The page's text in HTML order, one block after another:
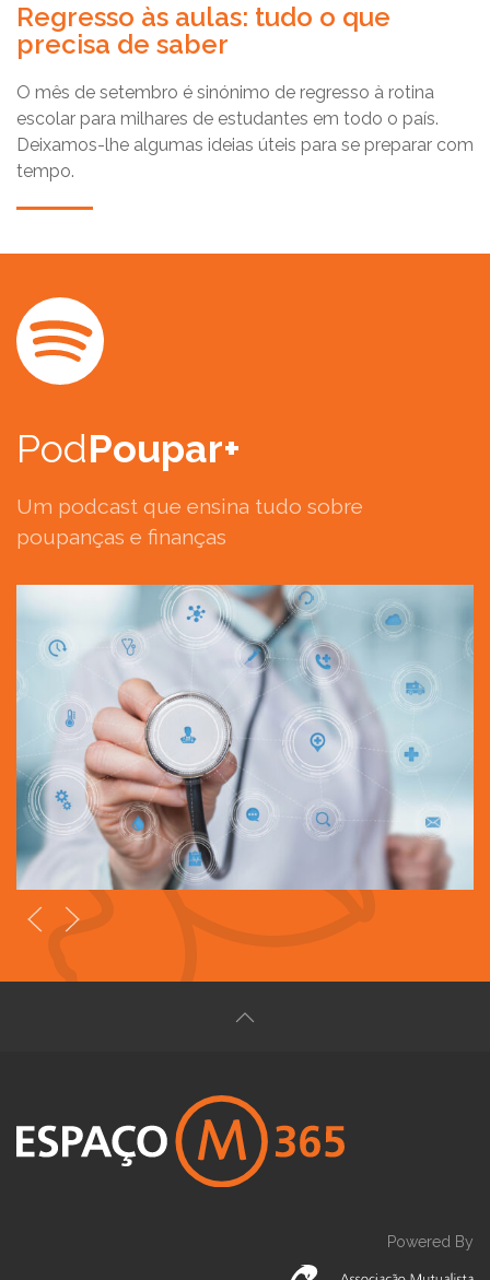
Regresso às aulas: tudo o que
precisa de saber
O mês de setembro é sinónimo de regresso à rotina
escolar para milhares de estudantes em todo o país.
Deixamos-lhe algumas ideias úteis para se preparar com
tempo.
PodPoupar+
Um podcast que ensina tudo sobre
poupanças e finanças
Powered By